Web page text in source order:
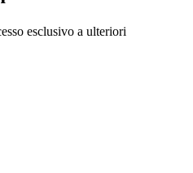
esclusivo a ulteriori